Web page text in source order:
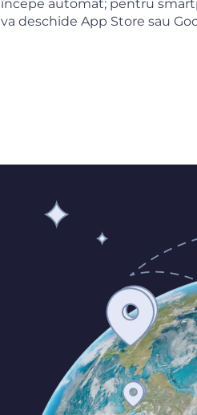
începe automat; pentru
va deschide App Store sau